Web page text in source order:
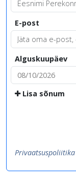
E-post
Alguskuupäev
Lisa sõnum
Privaatsuspoliitika